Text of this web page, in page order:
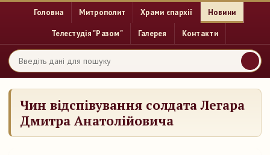
Головна Митрополит Храми єпархії Новини
Телестудія "Разом" Галерея Контакти
Чин відспівування солдата Легара
Дмитра Анатолійовича